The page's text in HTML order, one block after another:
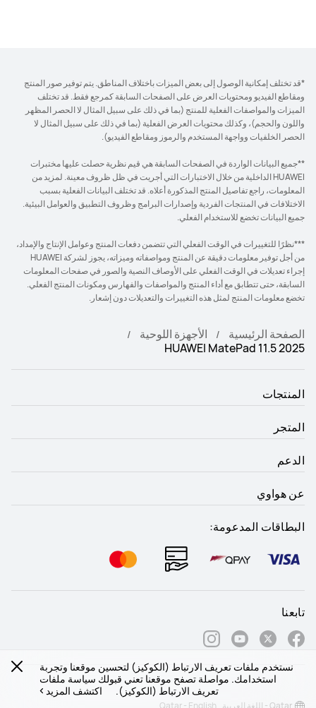
نستخدم ملفات تعريف الارتباط (الكوكيز) لتحسين موقعنا وتجربة
استخدامك. مواصلة تصفح موقعنا تعني قبولك سياسة ملفات
تعريف الارتباط (الكوكيز).
اكتشف المزيد
*قد تختلف إمكانية الوصول إلى بعض الميزات باختلاف المناطق. يتم توفير صور المنتج
ومقاطع الفيديو ومحتويات العرض على الصفحات السابقة كمرجع فقط. قد تختلف
الميزات والمواصفات الفعلية للمنتج (بما في ذلك على سبيل المثال لا الحصر المظهر
واللون والحجم)، وكذلك محتويات العرض الفعلية (بما في ذلك على سبيل المثال لا
الحصر الخلفيات وواجهة المستخدم والرموز ومقاطع الفيديو).
**جميع البيانات الواردة في الصفحات السابقة هي قيم نظرية حصلت عليها مختبرات
HUAWEI الداخلية من خلال الاختبارات التي أجريت في ظل ظروف معينة. لمزيد من
المعلومات، راجع تفاصيل المنتج المذكورة أعلاه. قد تختلف البيانات الفعلية بسبب
الاختلافات في المنتجات الفردية وإصدارات البرامج وظروف التطبيق والعوامل البيئية.
جميع البيانات تخضع للاستخدام الفعلي.
***نظرًا للتغييرات في الوقت الفعلي التي تتضمن دفعات المنتج وعوامل الإنتاج والإمداد،
من أجل توفير معلومات دقيقة عن المنتج ومواصفاته وميزاته، يجوز لشركة HUAWEI
إجراء تعديلات في الوقت الفعلي على الأوصاف النصية والصور في صفحات المعلومات
السابقة، حتى تتطابق مع أداء المنتج والمواصفات والفهارس ومكونات المنتج الفعلي.
تخضع معلومات المنتج لمثل هذه التغييرات والتعديلات دون إشعار.
الصفحة الرئيسية
الأجهزة اللوحية
HUAWEI MatePad 11.5 2025
المنتجات
المتجر
الدعم
عن هواوي
البطاقات المدعومة:
تابعنا